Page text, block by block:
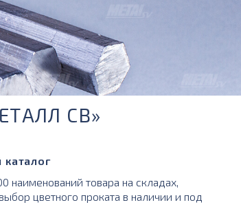
СВ»
наименований товара на складах,
цветного проката в наличии и под